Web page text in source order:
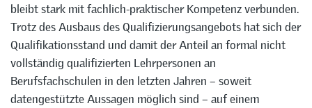
bleibt stark mit fachlich-praktischer Kompetenz verbunden.
Trotz des Ausbaus des Qualifizierungsangebots hat sich der
Qualifikationsstand und damit der Anteil an formal nicht
vollständig qualifizierten Lehrpersonen an
Berufsfachschulen in den letzten Jahren – soweit
datengestützte Aussagen möglich sind – auf einem